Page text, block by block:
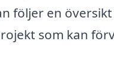
följer en
som kan